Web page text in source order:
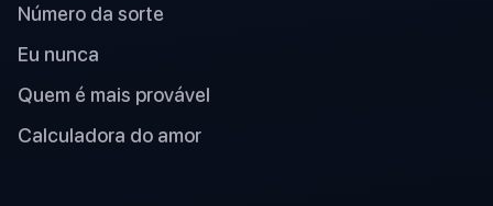
Número da sorte
Eu nunca
Quem é mais provável
Calculadora do amor